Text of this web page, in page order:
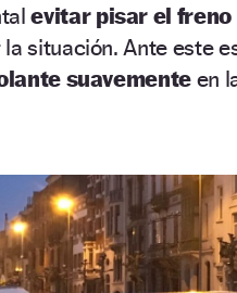
evitar pisar el
situación. Ante este
suavemente en